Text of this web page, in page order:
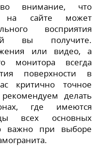
внимание, что
на сайте может
восприятия
вы получите.
или видео, а
монитора всегда
поверхности в
критично точное
делать
где имеются
всех основных
важно при выборе